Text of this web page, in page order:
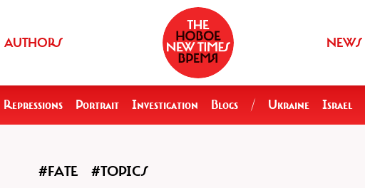
AUTHORS NEWS
Repressions Portrait Investigation Blogs / Ukraine Israel
#FATE #TOPICS